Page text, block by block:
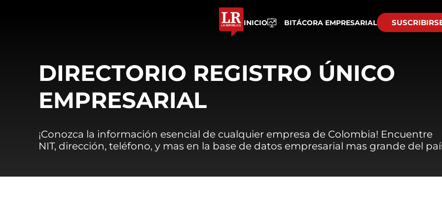
INICIO BITÁCORA EMPRESARIAL
DIRECTORIO REGISTRO ÚNICO
EMPRESARIAL
¡Conozca la información esencial de cualquier empresa de Colombia! Encuentre
NIT, dirección, teléfono, y mas en la base de datos empresarial mas grande del